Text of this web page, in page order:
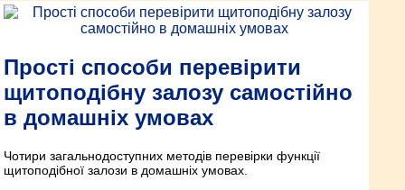
Прості способи перевірити
щитоподібну залозу самостійно
в домашніх умовах
Чотири загальнодоступних методів перевірки функції
щитоподібної залози в домашніх умовах.